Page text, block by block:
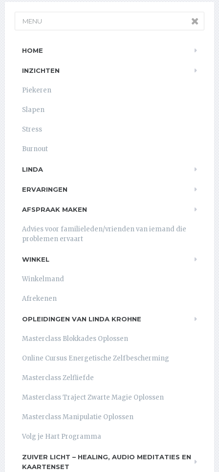
MENU
HOME
INZICHTEN
Piekeren
Slapen
Stress
Burnout
LINDA
ERVARINGEN
AFSPRAAK MAKEN
Advies voor familieleden/vrienden van iemand die
problemen ervaart
WINKEL
Winkelmand
Afrekenen
OPLEIDINGEN VAN LINDA KROHNE
Masterclass Blokkades Oplossen
Online Cursus Energetische Zelfbescherming
Masterclass Zelfliefde
Masterclass Traject Zwarte Magie Oplossen
Masterclass Manipulatie Oplossen
Volg je Hart Programma
ZUIVER LICHT – HEALING, AUDIO MEDITATIES EN
KAARTENSET